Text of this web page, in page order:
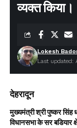
व्यक्त किया।
Last updated:
Lokesh
देहरादून
मुख्यमंत्री श्री पुष्कर सिंह
विधानसभा के सर